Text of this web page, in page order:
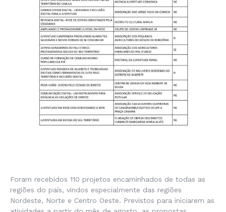
Foram recebidos 110 projetos encaminhados de todas as
regiões do país, vindos especialmente das regiões
Nordeste, Norte e Centro Oeste. Previstos para iniciarem as